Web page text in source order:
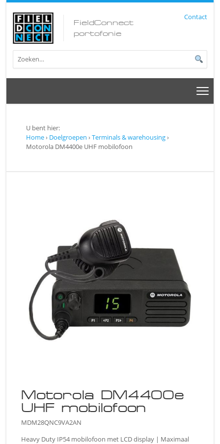
FieldConnect
portofonie
Contact
U bent hier:
Home› Doelgroepen ›Terminals & warehousing›
Motorola DM4400e UHF mobilofoon
Motorola DM4400e
UHF mobilofoon
MDM28QNC9VA2AN
Heavy Duty IP54 mobilofoon met LCD display | Maximaal